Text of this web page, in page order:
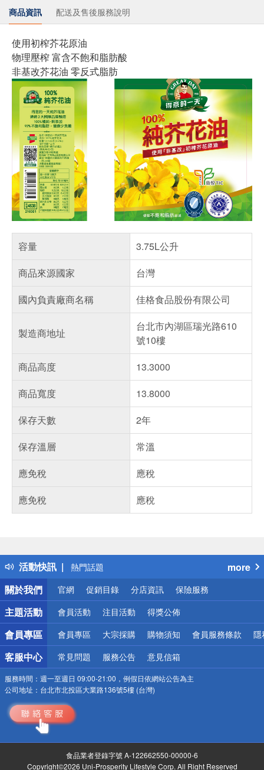
商品資訊 配送及售後服務說明
使用初榨芥花原油
物理壓榨 富含不飽和脂肪酸
非基改芥花油 零反式脂肪
容量
3.75L公升
商品來源國家
台灣
國內負責廠商名稱
佳格食品股份有限公司
製造商地址
台北市內湖區瑞光路610
號10樓
商品高度
13.3000
商品寬度
13.8000
保存天數
2年
保存溫層
常溫
應免稅
應稅
應免稅
應稅
活動快訊
得獎公告
熱門話題
銀行優惠
偏遠地區配送
詐騙網頁！請小心！
more
關於我們
官網 促銷目錄 分店資訊 保險服務
主題活動 會員活動 注目活動 得獎公佈
會員專區 會員專區 大宗採購 購物須知 會員服務條款 隱
客服中心 常見問題 服務公告 意見信箱
服務時間： 週一至週日 09:00-21:00，例假日依網站公告為主
公司地址： 台北市北投區大業路136號5樓 (台灣)
食品業者登錄字號 A-122662550-00000-6
Copyright©2026 Uni-Prosperity Lifestyle Corp. All Right Reserved